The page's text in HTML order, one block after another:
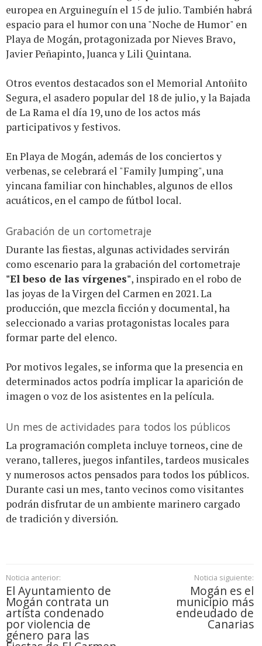
europea en Arguineguín el 15 de julio. También habrá
espacio para el humor con una "Noche de Humor" en
Playa de Mogán, protagonizada por Nieves Bravo,
Javier Peñapinto, Juanca y Lili Quintana.
Otros eventos destacados son el Memorial Antoñito
Segura, el asadero popular del 18 de julio, y la Bajada
de La Rama el día 19, uno de los actos más
participativos y festivos.
En Playa de Mogán, además de los conciertos y
verbenas, se celebrará el "Family Jumping", una
yincana familiar con hinchables, algunos de ellos
acuáticos, en el campo de fútbol local.
Grabación de un cortometraje
Durante las fiestas, algunas actividades servirán
como escenario para la grabación del cortometraje
"El beso de las vírgenes", inspirado en el robo de
las joyas de la Virgen del Carmen en 2021. La
producción, que mezcla ficción y documental, ha
seleccionado a varias protagonistas locales para
formar parte del elenco.
Por motivos legales, se informa que la presencia en
determinados actos podría implicar la aparición de
imagen o voz de los asistentes en la película.
Un mes de actividades para todos los públicos
La programación completa incluye torneos, cine de
verano, talleres, juegos infantiles, tardeos musicales
y numerosos actos pensados para todos los públicos.
Durante casi un mes, tanto vecinos como visitantes
podrán disfrutar de un ambiente marinero cargado
de tradición y diversión.
Noticia anterior:
El Ayuntamiento de
Mogán contrata un
artista condenado
por violencia de
género para las
Noticia siguiente:
Mogán es el
municipio más
endeudado de
Canarias